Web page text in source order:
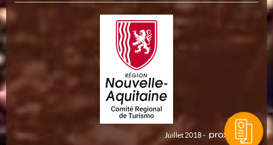
Juillet 2018 -